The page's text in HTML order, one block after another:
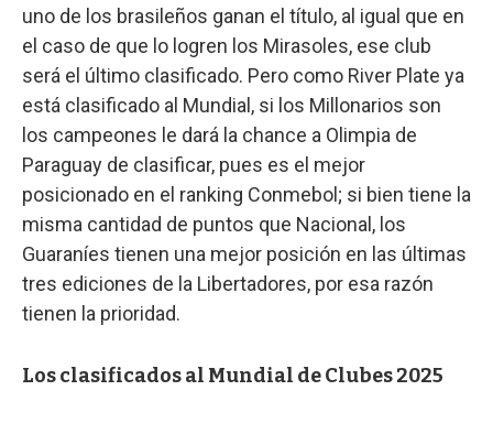
uno de los brasileños ganan el título, al igual que en
el caso de que lo logren los Mirasoles, ese club
será el último clasificado. Pero como River Plate ya
está clasificado al Mundial, si los Millonarios son
los campeones le dará la chance a Olimpia de
Paraguay de clasificar, pues es el mejor
posicionado en el ranking Conmebol; si bien tiene la
misma cantidad de puntos que Nacional, los
Guaraníes tienen una mejor posición en las últimas
tres ediciones de la Libertadores, por esa razón
tienen la prioridad.
Los clasificados al Mundial de Clubes 2025